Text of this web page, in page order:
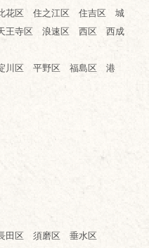
花区 住之江区 住吉区 城
王寺区 浪速区 西区 西成
川区 平野区 福島区 港
区 須磨区 垂水区